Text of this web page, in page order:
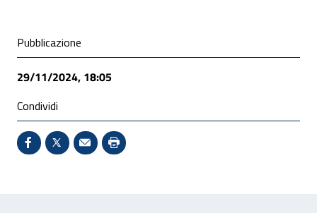
Condivisione social
Pubblicazione
29/11/2024, 18:05
Condividi
Condividi su Facebook - Sito esterno - Apertura in
X - Sito esterno - Apertura in nuova finestra
Invio Mail: apre il programma di posta
Stampa pagina: scelta meno